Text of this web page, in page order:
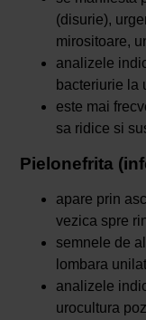
(disurie),
mirositoare,
analizele
bacteriurie la
este mai
sa ridice si
Pielonefrita
apare prin
vezica spre
semnele de
lombara
analizele
urocultura